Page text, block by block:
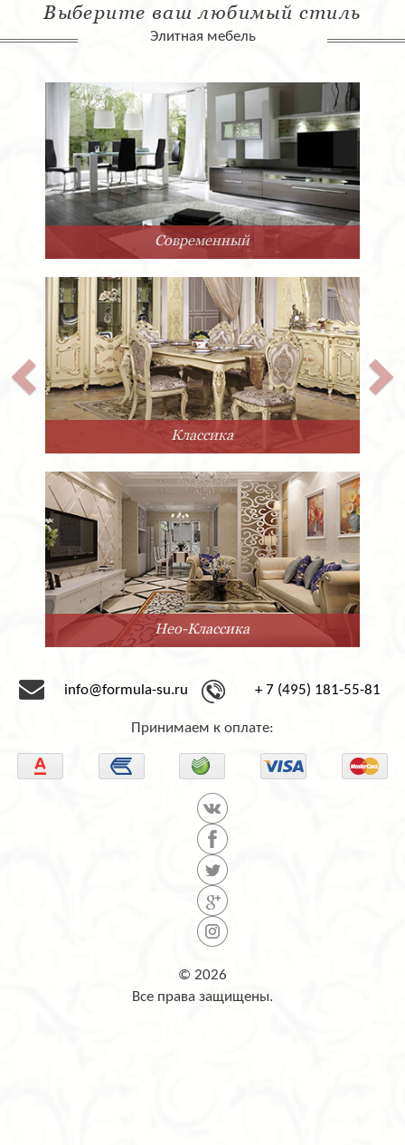
Выберите ваш любимый стиль
Элитная мебель
Современный
Классика
Нео-Классика
info@formula-su.ru + 7 (495) 181-55-81
Принимаем к оплате:
© 2026
Все права защищены.